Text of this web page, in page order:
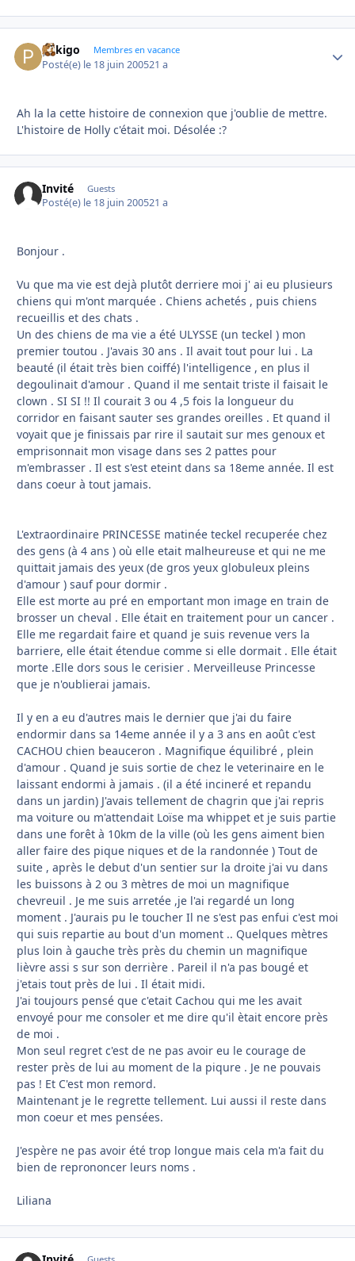
pekigo Membres en vacance
Posté(e) le 18 juin 200521 a
Ah la la cette histoire de connexion que j'oublie de mettre.
L'histoire de Holly c'était moi. Désolée :?
Invité Guests
Posté(e) le 18 juin 200521 a
Bonjour .
Vu que ma vie est dejà plutôt derriere moi j' ai eu plusieurs
chiens qui m'ont marquée . Chiens achetés , puis chiens
recueillis et des chats .
Un des chiens de ma vie a été ULYSSE (un teckel ) mon
premier toutou . J'avais 30 ans . Il avait tout pour lui . La
beauté (il était très bien coiffé) l'intelligence , en plus il
degoulinait d'amour . Quand il me sentait triste il faisait le
clown . SI SI !! Il courait 3 ou 4 ,5 fois la longueur du
corridor en faisant sauter ses grandes oreilles . Et quand il
voyait que je finissais par rire il sautait sur mes genoux et
emprisonnait mon visage dans ses 2 pattes pour
m'embrasser . Il est s'est eteint dans sa 18eme année. Il est
dans coeur à tout jamais.
L'extraordinaire PRINCESSE matinée teckel recuperée chez
des gens (à 4 ans ) où elle etait malheureuse et qui ne me
quittait jamais des yeux (de gros yeux globuleux pleins
d'amour ) sauf pour dormir .
Elle est morte au pré en emportant mon image en train de
brosser un cheval . Elle était en traitement pour un cancer .
Elle me regardait faire et quand je suis revenue vers la
barriere, elle était étendue comme si elle dormait . Elle était
morte .Elle dors sous le cerisier . Merveilleuse Princesse
que je n'oublierai jamais.
Il y en a eu d'autres mais le dernier que j'ai du faire
endormir dans sa 14eme année il y a 3 ans en août c'est
CACHOU chien beauceron . Magnifique équilibré , plein
d'amour . Quand je suis sortie de chez le veterinaire en le
laissant endormi à jamais . (il a été incineré et repandu
dans un jardin) J'avais tellement de chagrin que j'ai repris
ma voiture ou m'attendait Loïse ma whippet et je suis partie
dans une forêt à 10km de la ville (où les gens aiment bien
aller faire des pique niques et de la randonnée ) Tout de
suite , après le debut d'un sentier sur la droite j'ai vu dans
les buissons à 2 ou 3 mètres de moi un magnifique
chevreuil . Je me suis arretée ,je l'ai regardé un long
moment . J'aurais pu le toucher Il ne s'est pas enfui c'est moi
qui suis repartie au bout d'un moment .. Quelques mètres
plus loin à gauche très près du chemin un magnifique
lièvre assi s sur son derrière . Pareil il n'a pas bougé et
j'etais tout près de lui . Il était midi.
J'ai toujours pensé que c'etait Cachou qui me les avait
envoyé pour me consoler et me dire qu'il ètait encore près
de moi .
Mon seul regret c'est de ne pas avoir eu le courage de
rester près de lui au moment de la piqure . Je ne pouvais
pas ! Et C'est mon remord.
Maintenant je le regrette tellement. Lui aussi il reste dans
mon coeur et mes pensées.
J'espère ne pas avoir été trop longue mais cela m'a fait du
bien de reprononcer leurs noms .
Liliana